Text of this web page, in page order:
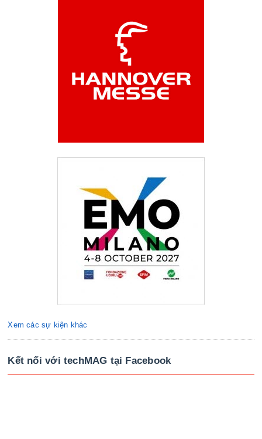
Xem các sự kiện khác
Kết nối với techMAG tại Facebook